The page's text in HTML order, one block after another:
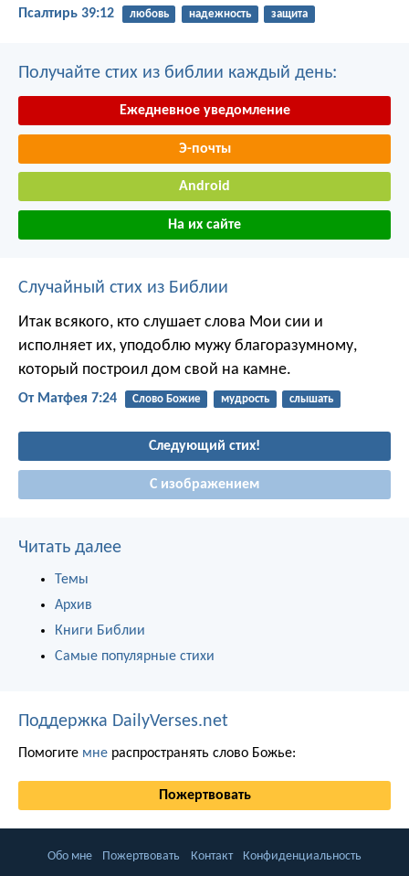
Псалтирь 39:12 любовь надежность защита
Получайте стих из библии каждый день:
Ежедневное уведомление
Э-почты
Android
На их сайте
Случайный стих из Библии
Итак всякого, кто слушает слова Мои сии и
исполняет их, уподоблю мужу благоразумному,
который построил дом свой на камне.
От Матфея 7:24 Слово Божие мудрость слышать
Следующий стих!
С изображением
Читать далее
Темы
Архив
Книги Библии
Самые популярные стихи
Поддержка DailyVerses.net
Помогите мне распространять слово Божье:
Пожертвовать
Обо мне Пожертвовать Контакт Конфиденциальность